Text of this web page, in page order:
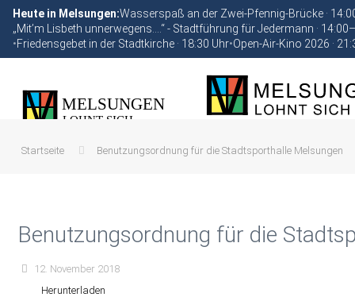
Heute in Melsungen:Wasserspaß an der Zwei-Pfennig-Brücke ·
„Mit’m Lisbeth unnerwegens….“ - Stadtführung für Jedermann ·
•Friedensgebet in der Stadtkirche · 18:30 Uhr•Open-Air-Kino 2026 ·
Startseite Benutzungsordnung für die Stadtsporthalle Melsungen
Benutzungsordnung für die
12. November 2018
Herunterladen